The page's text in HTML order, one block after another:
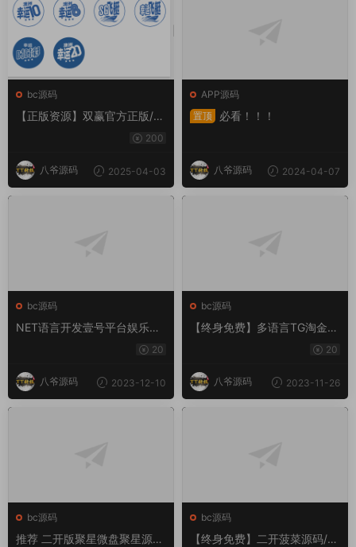
bc源码
【正版资源】双赢官方正版/带
改单+预设+控制/完整/独立代
200
八爷源码 2025-04-03
APP源码
置顶
必看！！！
八爷源码 2024-04-07
bc源码
NET语言开发壹号平台娱乐系
20
八爷源码 2023-12-10
bc源码
【终身免费】多语言TG淘金网
反波胆系统/海外球盘源码/足20
八爷源码 2023-11-26
bc源码
推荐 二开版聚星微盘聚星源
bc源码
【终身免费】二开菠菜源码/前